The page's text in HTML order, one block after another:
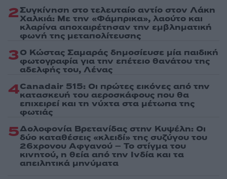
2Συγκίνηση στο τελευταίο αντίο στον Λάκη
Χαλκιά: Με την «Φάμπρικα», λαούτο και
κλαρίνα αποχαιρέτησαν την εμβληματική
φωνή της μεταπολίτευσης
3Ο Κώστας Σαμαράς δημοσίευσε μία παιδική
φωτογραφία για την επέτειο θανάτου της
αδελφής του, Λένας
4Canadair 515: Οι πρώτες εικόνες από την
κατασκευή του αεροσκάφους που θα
επιχειρεί και τη νύχτα στα μέτωπα της
φωτιάς
5Δολοφονία Βρετανίδας στην Κυψέλη: Οι
δύο καταθέσεις «κλειδί» της συζύγου του
26χρονου Αφγανού – Το στίγμα του
κινητού, η θεία από την Ινδία και τα
απειλητικά μηνύματα